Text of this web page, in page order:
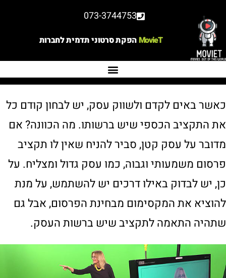
073-3744753
MovieTהפקת סרטוני תדמית לחברות
כאשר באים לקדם ולשווק עסק, יש לבחון קודם כל
את התקציב הכספי שיש ברשותו. מה הכוונה? אם
מדובר על עסק קטן, סביר להניח שאין לו תקציב
פרסום משמעותי וגבוה, כמו עסק גדול ומצליח. על
כן, יש לבדוק באילו דרכים יש להשתמש, על מנת
להוציא את המקסימום מבחינת הפרסום, אבל גם
שתהיה התאמה לתקציב שיש ברשות העסק.